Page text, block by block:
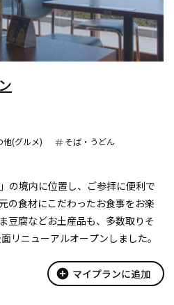
他(グルメ)
そば・うどん
の境内に位置し、ご参拝に便利で
の食材にこだわったお食事をお楽
豆腐などお土産品も、多数取りそ
リニューアルオープンしました。
add_circle マイプランに追加